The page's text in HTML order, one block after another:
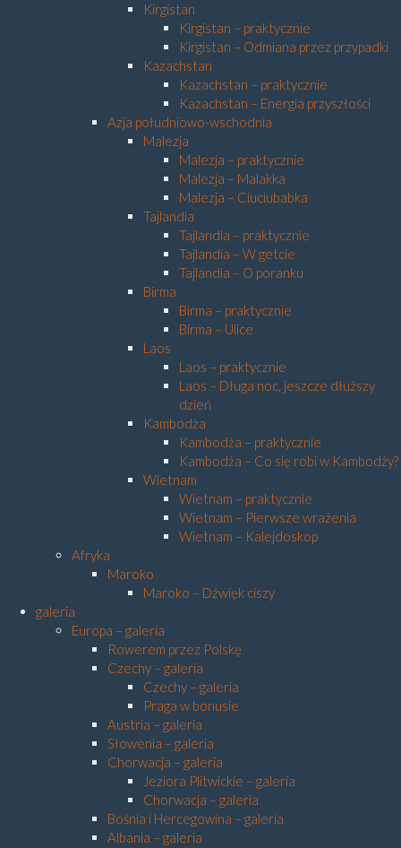
Kirgistan
Kirgistan – praktycznie
Kirgistan – Odmiana przez przypadki
Kazachstan
Kazachstan – praktycznie
Kazachstan – Energia przyszłości
Azja południowo-wschodnia
Malezja
Malezja – praktycznie
Malezja – Malakka
Malezja – Ciuciubabka
Tajlandia
Tajlandia – praktycznie
Tajlandia – W getcie
Tajlandia – O poranku
Birma
Birma – praktycznie
Birma – Ulice
Laos
Laos – praktycznie
Laos – Długa noc, jeszcze dłuższy
dzień
Kambodża
Kambodża – praktycznie
Kambodża – Co się robi w Kambodży?
Wietnam
Wietnam – praktycznie
Wietnam – Pierwsze wrażenia
Wietnam – Kalejdoskop
Afryka
Maroko
Maroko – Dźwięk ciszy
galeria
Europa – galeria
Rowerem przez Polskę
Czechy – galeria
Czechy – galeria
Praga w bonusie
Austria – galeria
Słowenia – galeria
Chorwacja – galeria
Jeziora Plitwickie – galeria
Chorwacja – galeria
Bośnia i Hercegowina – galeria
Albania – galeria